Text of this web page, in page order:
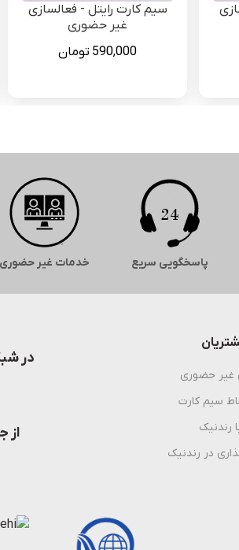
سیم کارت رایتل - فعالسازی
غیر حضوری
590,000 تومان
پاسخگویی سریع خدمات غیر حضوری
غیر حضوری
سیم کارت
رندنیک
در رندنیک
در
از